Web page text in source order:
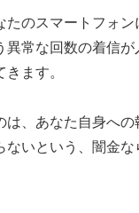
たのスマートフォ
異常な回数の着信
ます。
は、あなた自身へ
ないという、闇金